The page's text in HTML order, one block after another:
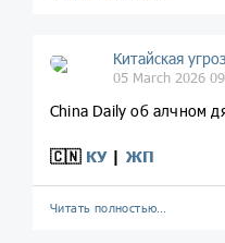
Китайская
05 March 2026
China Daily об алчном
🇨🇳 КУ| ЖП
Читать полностью…